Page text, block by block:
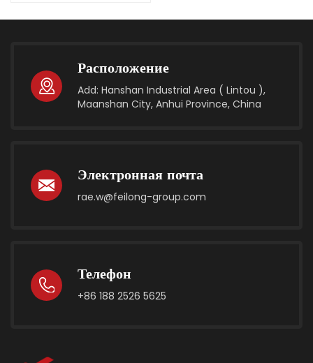
Расположение
Add: Hanshan Industrial Area ( Lintou ),
Maanshan City, Anhui Province, China
Электронная почта
rae.w@feilong-group.com
Телефон
+86 188 2526 5625